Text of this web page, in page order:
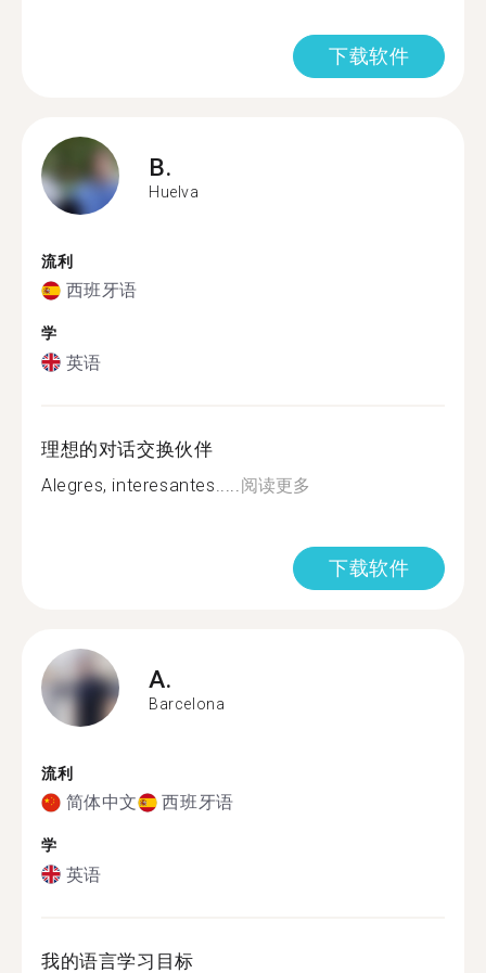
下载软件
B.
Huelva
流利
西班牙语
学
英语
理想的对话交换伙伴
Alegres, interesantes..... 阅读更多
下载软件
A.
Barcelona
流利
简体中文 西班牙语
学
英语
我的语言学习目标